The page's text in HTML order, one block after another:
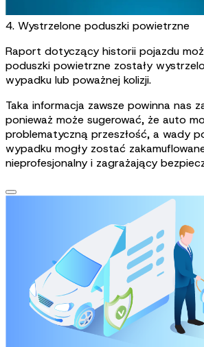
4. Wystrzelone poduszki powietrzne
Raport dotyczący historii pojazdu
poduszki powietrzne zostały
wypadku lub poważnej kolizji.
Taka informacja zawsze powinna nas
ponieważ może sugerować, że auto
problematyczną przeszłość, a wady
wypadku mogły zostać
nieprofesjonalny i zagrażający